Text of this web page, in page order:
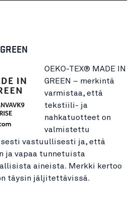
OEKO-TEX® MADE IN
GREEN – merkintä
varmistaa, että
tekstiili- ja
nahkatuotteet on
valmistettu
vastuullisesti ja, että
ja vapaa tunnetuista
aineista. Merkki kertoo
täysin jäljitettävissä.